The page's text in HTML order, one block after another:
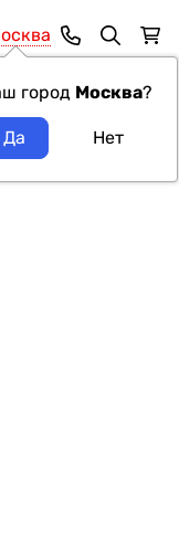
город Москва?
ДТК